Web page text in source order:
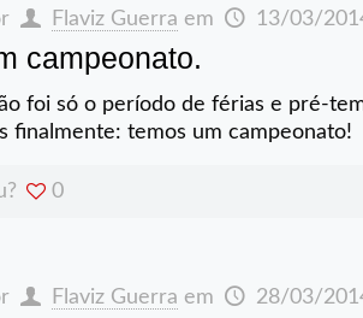
Flaviz Guerra em 13/03/
campeonato.
foi só o período de férias e pré-
finalmente: temos um campeonato!
0
Flaviz Guerra em 28/03/